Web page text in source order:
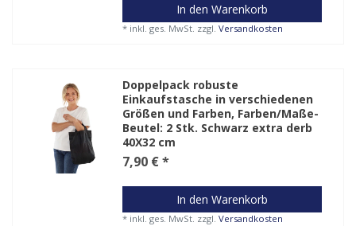
In den Warenkorb
* inkl. ges. MwSt. zzgl.Versandkosten
Doppelpack robuste
Einkaufstasche in verschiedenen
Größen und Farben, Farben/Maße-
Beutel: 2 Stk. Schwarz extra derb
40X32 cm
7,90 € *
In den Warenkorb
* inkl. ges. MwSt. zzgl.Versandkosten